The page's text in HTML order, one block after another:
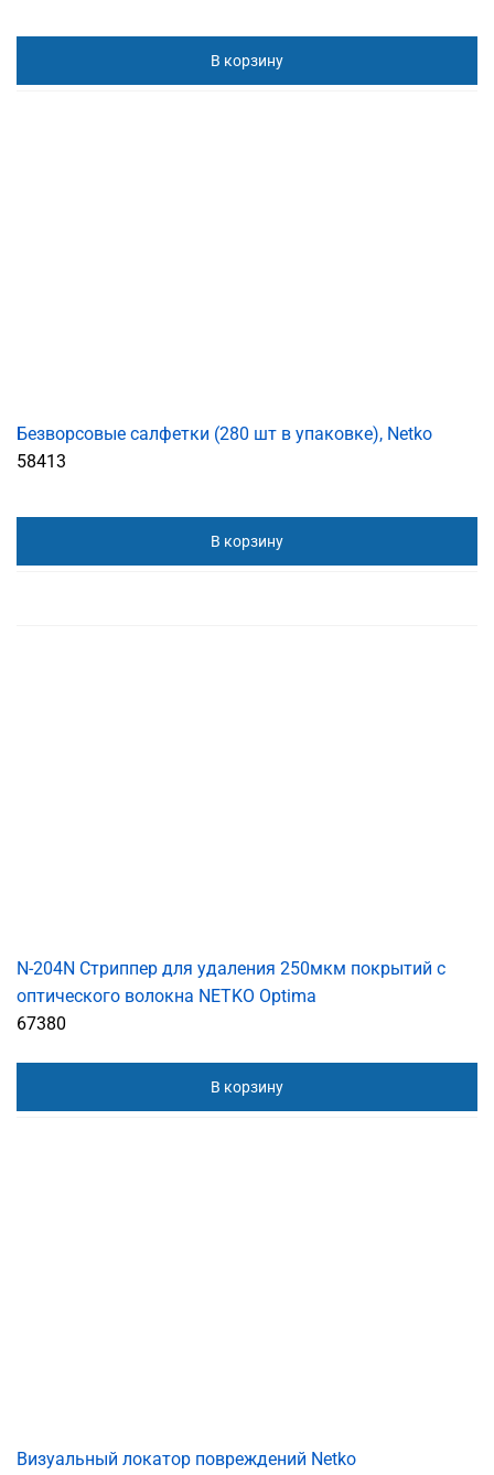
В корзину
Безворсовые салфетки (280 шт в упаковке), Netko
58413
В корзину
N-204N Cтриппер для удаления 250мкм покрытий с
оптического волокна NETKO Optima
67380
В корзину
Визуальный локатор повреждений Netko